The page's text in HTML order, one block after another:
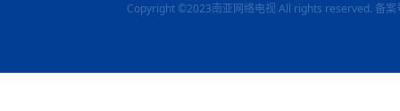
Copyright ©2023南亚网络电视 All rights reserved. 备